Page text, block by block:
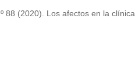
88 (2020). Los afectos en la clínica